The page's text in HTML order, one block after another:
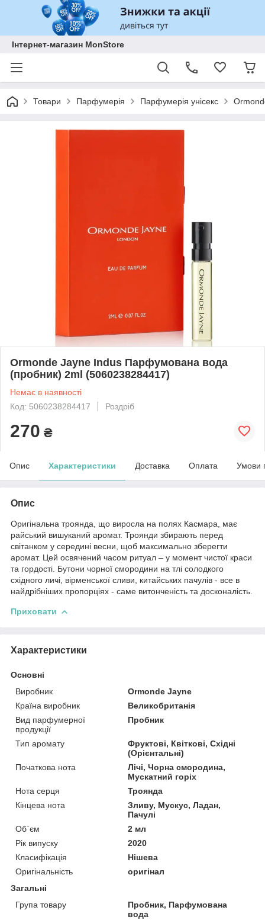
Інтернет-магазин MonStore
Товари Парфумерія Парфумерія унісекс
Ormonde Jayne Indus Парфумована вода
(пробник) 2ml (5060238284417)
Немає в наявності
Код: 5060238284417
Роздріб
270 ₴
Опис Характеристики Доставка Оплата Умови
Опис
Оригінальна троянда, що виросла на полях Касмара, має
райський вишуканий аромат. Троянди збирають перед
світанком у середині весни, щоб максимально зберегти
аромат. Цей освячений часом ритуал – у момент чистої краси
та гордості. Бутони чорної смородини на тлі солодкого
східного личі, вірменської сливи, китайських пачулів - все в
найдрібніших пропорціях - саме витонченість та досконалість.
Приховати
Характеристики
Основні
Виробник
Ormonde Jayne
Країна виробник
Великобританія
Вид парфумерної
продукції
Пробник
Тип аромату
Фруктові, Квіткові, Східні
(Орієнтальні)
Початкова нота
Лічі, Чорна смородина,
Мускатний горіх
Нота серця
Троянда
Кінцева нота
Зливу, Мускус, Ладан,
Пачулі
Об`єм
2 мл
Рік випуску
2020
Класифікація
Нішева
Оригінальність
оригінал
Загальні
Група товару
Пробник, Парфумована
вода